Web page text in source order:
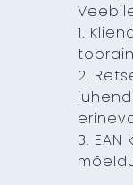
1.
2.
3.